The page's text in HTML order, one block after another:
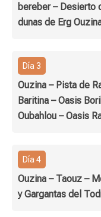
bereber – Desierto
dunas de Erg
Día 3
Ouzina – Pista de
Baritina – Oasis
Oubahlou – Oasis
Día 4
Ouzina – Taouz –
y Gargantas del